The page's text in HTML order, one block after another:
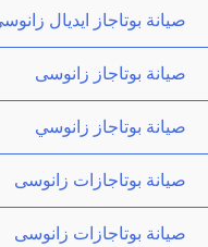
صيانة بوتاجاز ايديال زانوسي
صيانة بوتاجاز زانوسى
صيانة بوتاجاز زانوسي
صيانة بوتاجازات زانوسى
صيانة بوتاجازات زانوسى